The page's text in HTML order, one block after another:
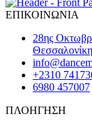
ΕΠΙΚΟΙΝΩΝΙΑ
28ης
Θεσσαλονίκη
+2310
6980 457007
ΠΛΟΗΓΗΣΗ